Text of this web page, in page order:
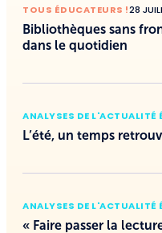
TOUS ÉDUCATEURS !28
Bibliothèques sans
dans le quotidien
ANALYSES DE L'ACTUALITÉ
L’été, un temps
ANALYSES DE L'ACTUALITÉ
« Faire passer la